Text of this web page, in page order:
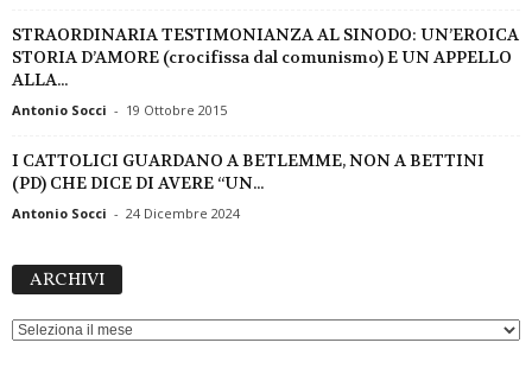
STRAORDINARIA TESTIMONIANZA AL SINODO: UN’EROICA
STORIA D’AMORE (crocifissa dal comunismo) E UN APPELLO
ALLA...
Antonio Socci - 19 Ottobre 2015
I CATTOLICI GUARDANO A BETLEMME, NON A BETTINI
(PD) CHE DICE DI AVERE “UN...
Antonio Socci - 24 Dicembre 2024
ARCHIVI